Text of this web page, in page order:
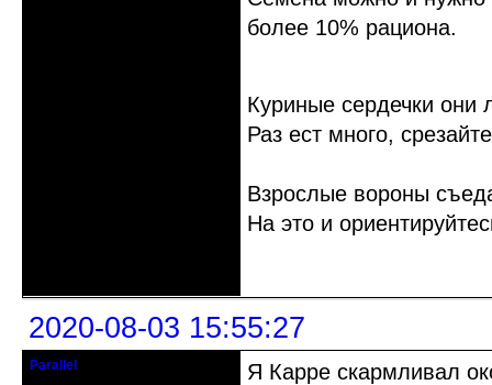
более 10% рациона.
Куриные сердечки они
Раз ест много,
Взрослые вороны
На это и
2020-08-03 15:55:27
Parallel
Я Карре скармливал